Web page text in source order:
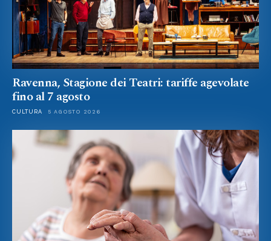
Ravenna, Stagione dei Teatri: tariffe agevolate
fino al 7 agosto
CULTURA 5 AGOSTO 2026